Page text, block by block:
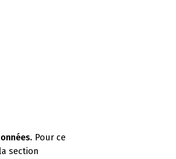
. Pour ce
section